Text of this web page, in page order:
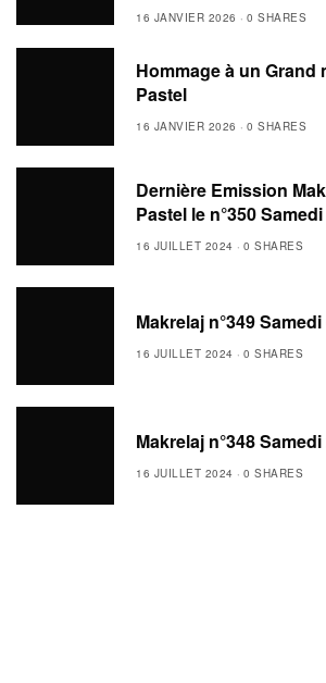
16 JANVIER 2026 0 SHARES
Hommage à un Grand
Pastel
16 JANVIER 2026 0 SHARES
Dernière Emission
Pastel le n°350
16 JUILLET 2024 0 SHARES
Makrelaj n°349
16 JUILLET 2024 0 SHARES
Makrelaj n°348
16 JUILLET 2024 0 SHARES